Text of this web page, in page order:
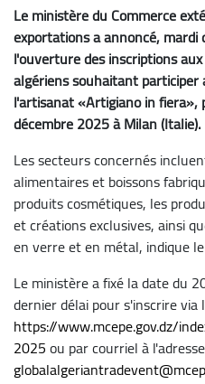
Le ministère du Commerce
exportations a annoncé,
l'ouverture des inscriptions
algériens souhaitant
l'artisanat «Artigiano in
décembre 2025 à Milan (Italie).
Les secteurs concernés
alimentaires et boissons
produits cosmétiques, les
et créations exclusives, ainsi
en verre et en métal, indique
Le ministère a fixé la date du
dernier délai pour s'inscrire via
https://www.mcepe.gov.dz/
2025ou par courriel à